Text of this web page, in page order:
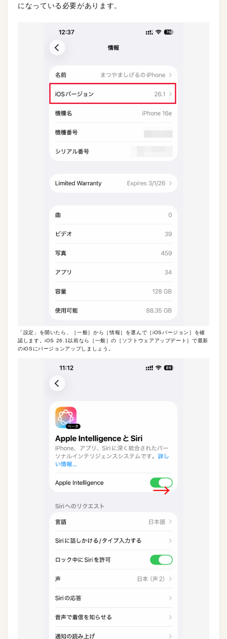
になっている必要があります。
「設定」を開いたら、［一般］から［情報］を選んで［iOSバージョン］を確
認します。iOS 26.1以前なら［一般］の［ソフトウェアアップデート］で最新
のiOSにバージョンアップしましょう。